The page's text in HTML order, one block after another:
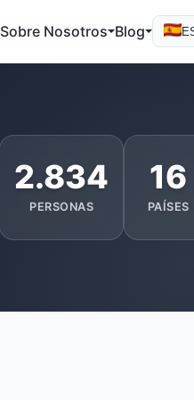
Sobre Nosotros Blog
2.834
PERSONAS
16
PAÍSES